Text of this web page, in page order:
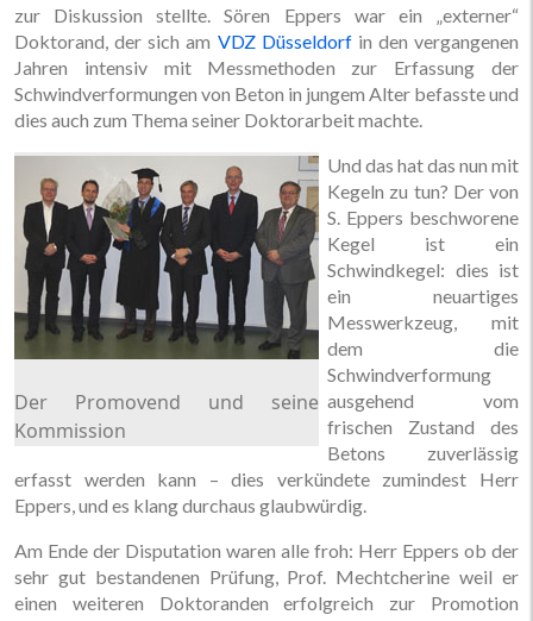
zur Diskussion stellte. Sören Eppers war ein „externer“
Doktorand, der sich am VDZ Düsseldorfin den vergangenen
Jahren intensiv mit Messmethoden zur Erfassung der
Schwindverformungen von Beton in jungem Alter befasste und
dies auch zum Thema seiner Doktorarbeit machte.
Der Promovend und seine
Kommission
Und das hat das nun mit
Kegeln zu tun? Der von
S. Eppers beschworene
Kegel ist ein
Schwindkegel: dies ist
ein neuartiges
Messwerkzeug, mit
dem die
Schwindverformung
ausgehend vom
frischen Zustand des
Betons zuverlässig
erfasst werden kann – dies verkündete zumindest Herr
Eppers, und es klang durchaus glaubwürdig.
Am Ende der Disputation waren alle froh: Herr Eppers ob der
sehr gut bestandenen Prüfung, Prof. Mechtcherine weil er
einen weiteren Doktoranden erfolgreich zur Promotion